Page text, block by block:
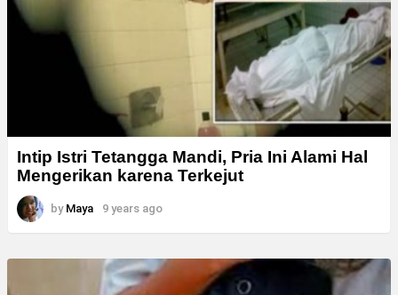
Intip Istri Tetangga Mandi, Pria Ini Alami Hal
Mengerikan karena Terkejut
by Maya 9 years ago